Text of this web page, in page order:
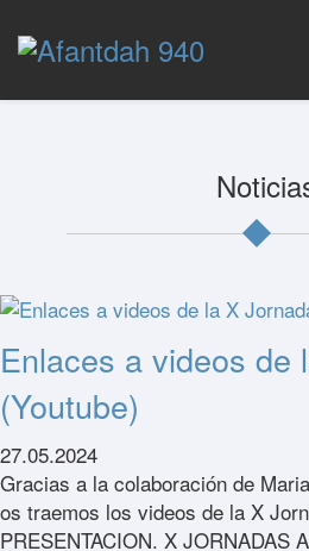
Enlaces a videos de
(Youtube)
27.05.2024
Gracias a la colaboración de
os traemos los videos de la X
PRESENTACION. X JORNADAS